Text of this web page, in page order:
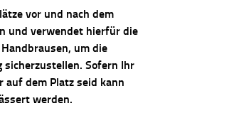
vor und nach dem
und verwendet hierfür die
um die
Sofern Ihr
auf dem Platz seid kann
werden.